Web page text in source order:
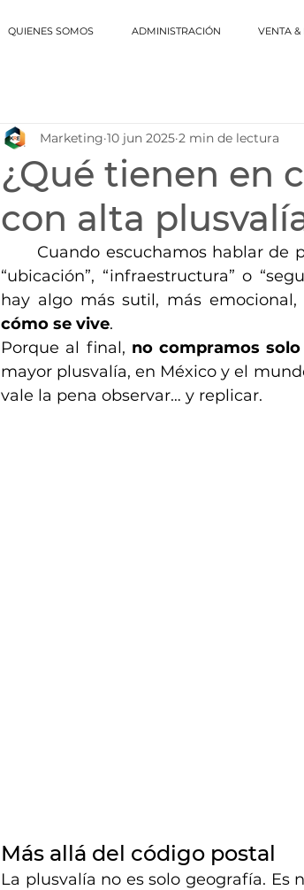
QUIENES SOMOS ADMINISTRACIÓN VENTA &
¿Qué tienen en
con alta
Marketing 10 jun 2025 2 min de lectura
“ubicación”, “infraestructura” o
cómo se vive.
Porque al final, no compramos
mayor plusvalía, en México y el
vale la pena observar… y replicar.
Más allá del código postal
La plusvalía no es solo geografía. Es